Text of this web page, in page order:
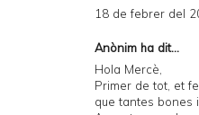
18 de febrer del
Anònim ha dit...
Hola Mercè,
Primer de tot, et
que tantes bones